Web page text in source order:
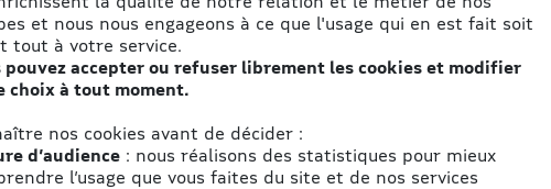
des
quotidien
et nous nous engageons à ce que l'usage qui en est fait soit
tout à votre service.
pouvez accepter ou refuser librement les cookies et modifier
choix à tout moment.
nos cookies avant de décider :
d’audience : nous réalisons des statistiques pour mieux
l’usage que vous faites du site et de nos services